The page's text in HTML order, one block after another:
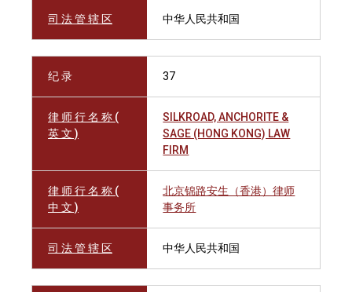
司 法 管 辖 区 中华人民共和国
纪 录 37
律 师 行 名 称 (
英 文 )
SILKROAD, ANCHORITE &
SAGE (HONG KONG) LAW
FIRM
律 师 行 名 称 (
中 文 )
北京锦路安生（香港）律师
事务所
司 法 管 辖 区 中华人民共和国